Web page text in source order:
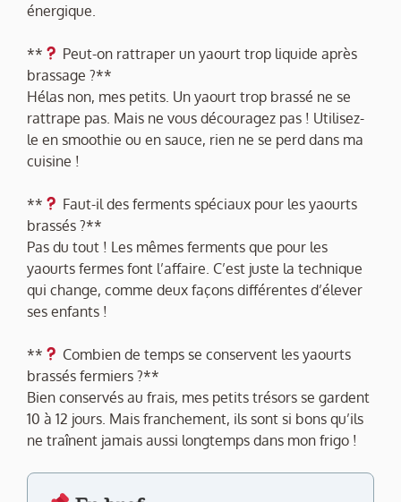
énergique.
**
Peut-on rattraper un yaourt trop liquide après
brassage ?**
Hélas non, mes petits. Un yaourt trop brassé ne se
rattrape pas. Mais ne vous découragez pas ! Utilisez-
le en smoothie ou en sauce, rien ne se perd dans ma
cuisine !
**
Faut-il des ferments spéciaux pour les yaourts
brassés ?**
Pas du tout ! Les mêmes ferments que pour les
yaourts fermes font l’affaire. C’est juste la technique
qui change, comme deux façons différentes d’élever
ses enfants !
**
Combien de temps se conservent les yaourts
brassés fermiers ?**
Bien conservés au frais, mes petits trésors se gardent
10 à 12 jours. Mais franchement, ils sont si bons qu’ils
ne traînent jamais aussi longtemps dans mon frigo !